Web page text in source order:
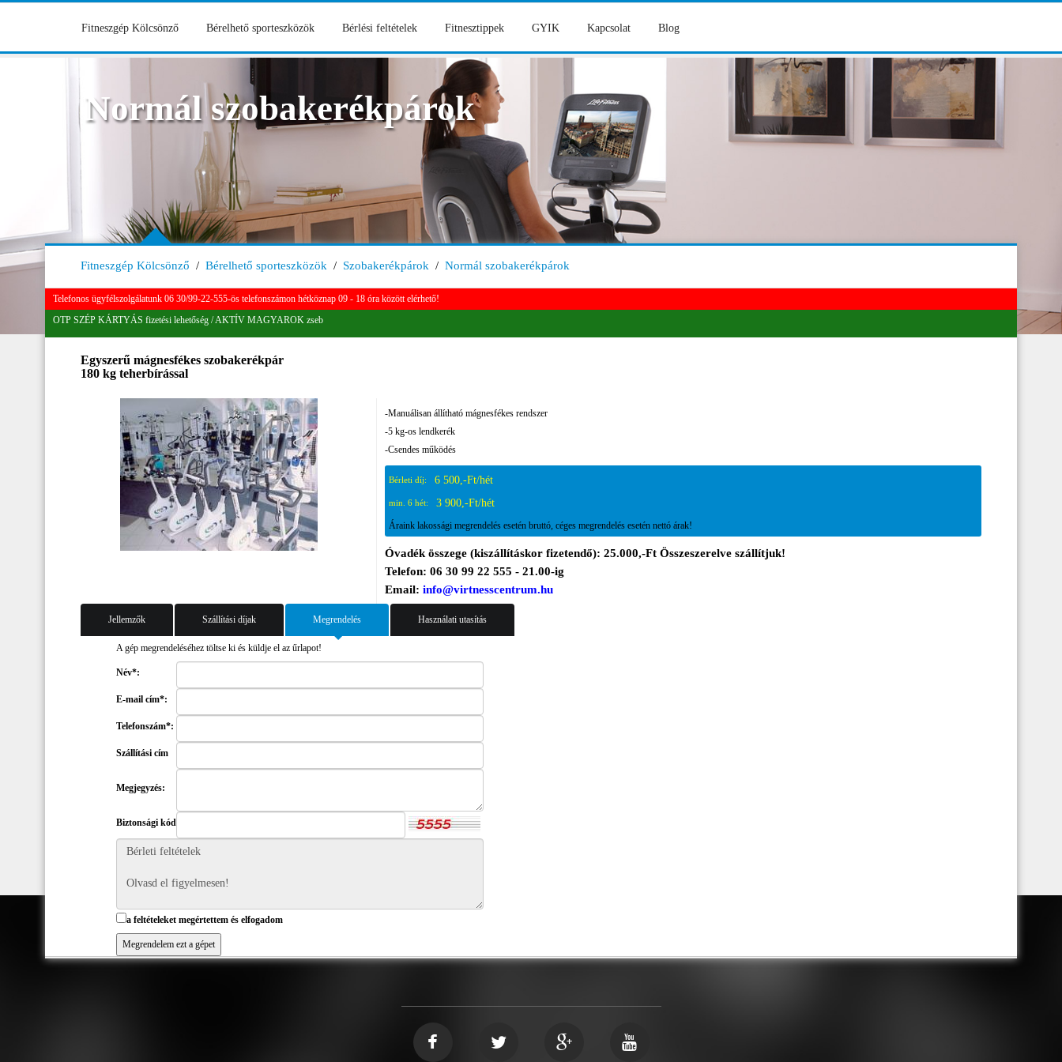
Fitneszgép Kölcsönző Bérelhető sporteszközök Bérlési feltételek Fitnesztippek GYIK Kapcsolat Blog
Normál szobakerékpárok
Fitneszgép Kölcsönző / Bérelhető sporteszközök / Szobakerékpárok / Normál szobakerékpárok
Telefonos ügyfélszolgálatunk 06 30/99-22-555-ös telefonszámon hétköznap 09 - 18 óra között elérhető!
OTP SZÉP KÁRTYÁS fizetési lehetőség / AKTÍV MAGYAROK zseb
Egyszerű mágnesfékes szobakerékpár
180 kg teherbírással
-Manuálisan állítható mágnesfékes rendszer
-5 kg-os lendkerék
-Csendes működés
Bérleti díj: 6 500,-Ft/hét
min. 6 hét: 3 900,-Ft/hét
Áraink lakossági megrendelés esetén bruttó, céges megrendelés esetén nettó árak!
Óvadék összege (kiszállításkor fizetendő): 25.000,-Ft Összeszerelve szállítjuk!
Telefon: 06 30 99 22 555 - 21.00-ig
Email: info@virtnesscentrum.hu
Jellemzők Szállítási díjak Megrendelés Használati utasítás
A gép megrendeléséhez töltse ki és küldje el az űrlapot!
Név*:
E-mail cím*:
Telefonszám*:
Szállítási cím
Megjegyzés:
Biztonsági kód
a feltételeket megértettem és elfogadom